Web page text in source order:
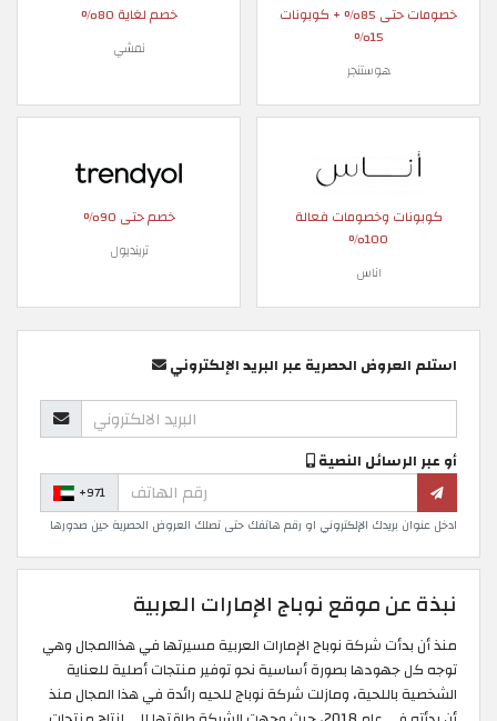
خصومات حتى 85% + كوبونات
15%
هوستنجر
خصم لغاية 80%
نمشي
كوبونات وخصومات فعالة
100%
اناس
خصم حتى 90%
ترينديول
استلم العروض الحصرية عبر البريد الإلكتروني
أو عبر الرسائل النصية
+971
ادخل عنوان بريدك الإلكتروني او رقم هاتفك حتى تصلك العروض الحصرية حين صدورها
نبذة عن موقع نوباج الإمارات العربية
منذ أن بدأت شركة نوباج الإمارات العربية مسيرتها في هذاالمجال وهي
توجه كل جهودها بصورة أساسية نحو توفير منتجات أصلية للعناية
الشخصية باللحية، ومازلت شركة نوباج للحيه رائدة في هذا المجال منذ